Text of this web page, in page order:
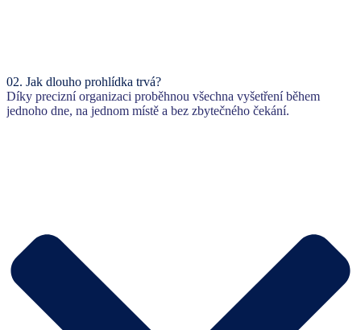
02. Jak dlouho prohlídka trvá?
Díky precizní organizaci proběhnou všechna vyšetření během
jednoho dne, na jednom místě a bez zbytečného čekání.